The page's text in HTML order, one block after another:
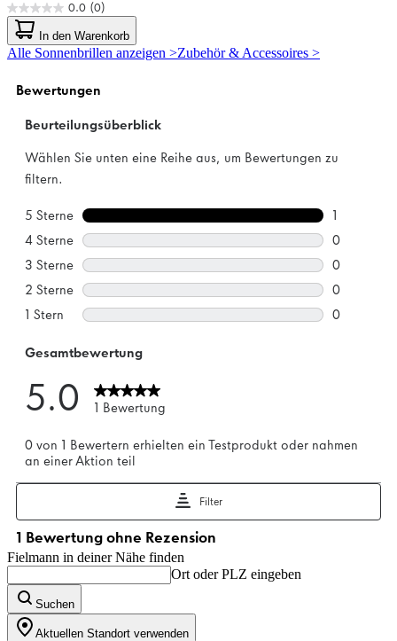
0.0 (0)
0.0
von
5
Sternen.
In den Warenkorb
Alle Sonnenbrillen anzeigen >Zubehör & Accessoires >
Fielmann in deiner Nähe finden
Ort oder PLZ eingeben
Suchen
Aktuellen Standort verwenden